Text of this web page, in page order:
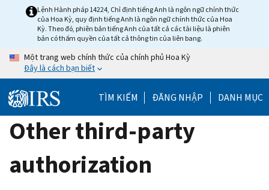
Lệnh Hành pháp 14224, Chỉ định tiếng Anh là ngôn ngữ chính thức
của Hoa Kỳ, quy định tiếng Anh là ngôn ngữ chính thức của Hoa
Kỳ. Theo đó, phiên bản tiếng Anh của tất cả các tài liệu là phiên
bản có thẩm quyền của tất cả thông tin của liên bang.
Một trang web chính thức của chính phủ Hoa Kỳ
Đây là cách bạn biết
TÌM KIẾM ĐĂNG NHẬP DANH MỤC
Other third-party
authorization